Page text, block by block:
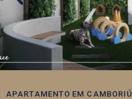
APARTAMENTO EM CAMBORIÚ